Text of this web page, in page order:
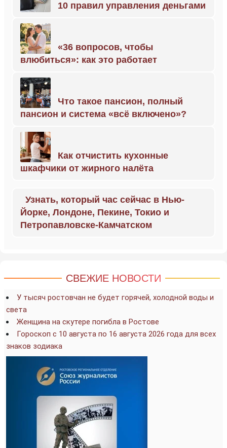
10 правил управления деньгами
«36 вопросов, чтобы
влюбиться»: как это работает
Что такое пансион, полный
пансион и система «всё включено»?
Как отчистить кухонные
шкафчики от жирного налёта
Узнать, который час сейчас в Нью-
Йорке, Лондоне, Пекине, Токио и
Петропавловске-Камчатском
СВЕЖИЕ НОВОСТИ
У тысяч ростовчан не будет горячей, холодной воды и
света
Женщина на скутере погибла в Ростове
Гороскоп с 10 августа по 16 августа 2026 года для всех
знаков зодиака